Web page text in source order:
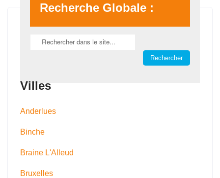
Recherche Globale :
Villes
Anderlues
Binche
Braine L'Alleud
Bruxelles